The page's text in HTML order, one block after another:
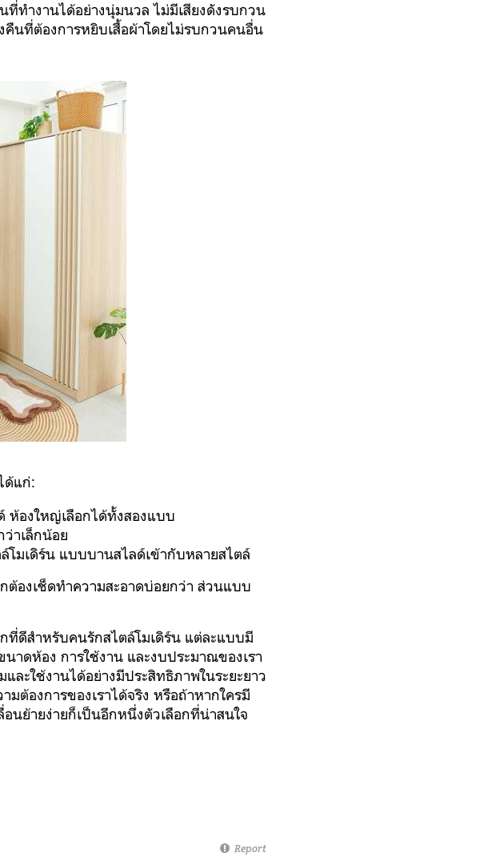
ที่ทำงานได้อย่างนุ่มนวล ไม่มีเสียงดังรบกวน
คืนที่ต้องการหยิบเสื้อผ้าโดยไม่รบกวนคนอื่น
ด้แก่:
ห้องใหญ่เลือกได้ทั้งสองแบบ
ว่าเล็กน้อย
โมเดิร์น แบบบานสไลด์เข้ากับหลายสไตล์
ต้องเช็ดทำความสะอาดบ่อยกว่า ส่วนแบบ
ที่ดีสำหรับคนรักสไตล์โมเดิร์น แต่ละแบบมี
าดห้อง การใช้งาน และงบประมาณของเรา
ะใช้งานได้อย่างมีประสิทธิภาพในระยะยาว
ต้องการของเราได้จริง หรือถ้าหากใครมี
นย้ายง่ายก็เป็นอีกหนึ่งตัวเลือกที่น่าสนใจ
Report